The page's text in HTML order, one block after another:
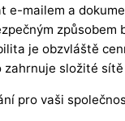
e-mailem a
způsobem
je obzvláště
složité
pro vaši